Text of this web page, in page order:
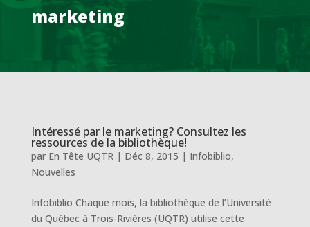
marketing
Intéressé par le marketing? Consultez les
ressources de la bibliothèque!
par En Tête UQTR| Déc 8, 2015 | Infobiblio,
Nouvelles
Infobiblio Chaque mois, la bibliothèque de l’Université
du Québec à Trois-Rivières (UQTR) utilise cette